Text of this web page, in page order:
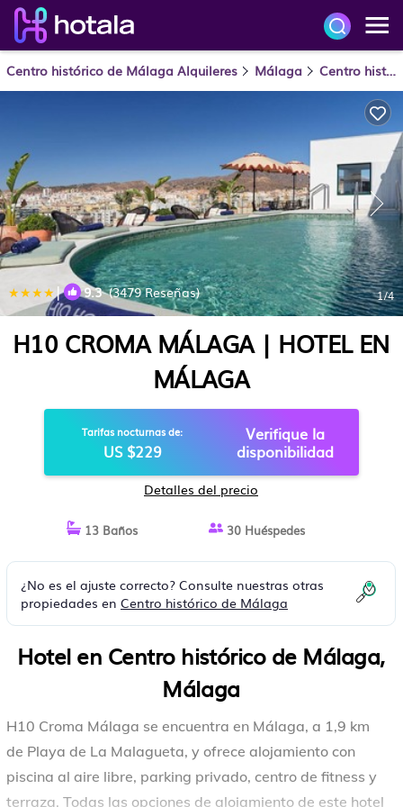
Centro histórico de Málaga Alquileres Málaga Centro histórico de Málaga
| 9.3(3479 Reseñas) 1/4
H10 CROMA MÁLAGA | HOTEL EN
MÁLAGA
Tarifas nocturnas de:
US $229
Verifique la
disponibilidad
Detalles del precio
13 Baños 30 Huéspedes
¿No es el ajuste correcto? Consulte nuestras otras
propiedades en Centro histórico de Málaga
Hotel en Centro histórico de Málaga,
Málaga
H10 Croma Málaga se encuentra en Málaga, a 1,9 km
de Playa de La Malagueta, y ofrece alojamiento con
piscina al aire libre, parking privado, centro de fitness y
terraza. Todas las opciones de alojamiento de este hotel